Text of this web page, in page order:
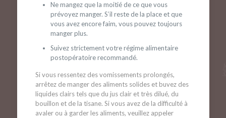
Ne mangez que la moitié de ce que vous
prévoyez manger. S’il reste de la place et que
vous avez encore faim, vous pouvez toujours
manger plus.
Suivez strictement votre régime alimentaire
postopératoire recommandé.
Si vous ressentez des vomissements prolongés,
arrêtez de manger des aliments solides et buvez des
liquides clairs tels que du jus clair et très dilué, du
bouillon et de la tisane. Si vous avez de la difficulté à
avaler ou à garder les aliments, veuillez appeler